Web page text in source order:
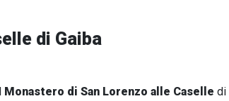
di Gaiba
Monastero di San Lorenzo alle Caselle di